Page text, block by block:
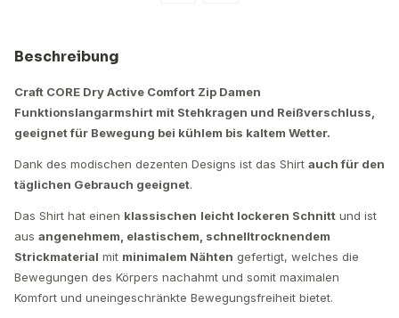
Beschreibung
Craft CORE Dry Active Comfort Zip Damen
Funktionslangarmshirt mit Stehkragen und Reißverschluss,
geeignet für Bewegung bei kühlem bis kaltem Wetter.
Dank des modischen dezenten Designs ist das Shirt auch für den
täglichen Gebrauch geeignet.
Das Shirt hat einen klassischen leicht lockeren Schnitt und ist
aus angenehmem, elastischem, schnelltrocknendem
Strickmaterial mit minimalem Nähten gefertigt, welches die
Bewegungen des Körpers nachahmt und somit maximalen
Komfort und uneingeschränkte Bewegungsfreiheit bietet.